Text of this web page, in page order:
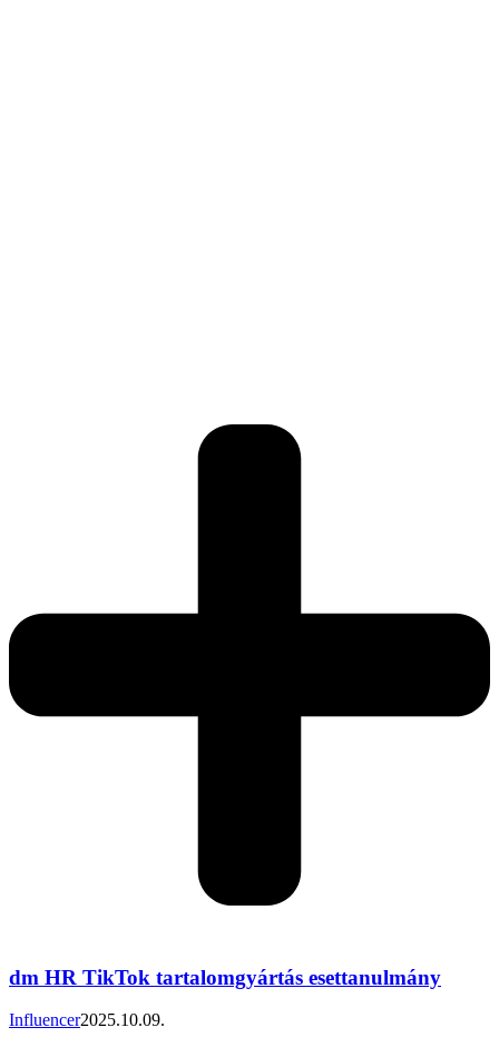
dm HR TikTok tartalomgyártás esettanulmány
Influencer2025.10.09.